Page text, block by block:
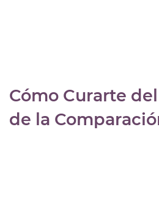
Cómo Curarte
de la